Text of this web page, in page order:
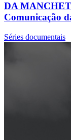
DA
Comunicação
Séries documentais